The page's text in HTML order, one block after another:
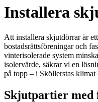
Installera
Att installera skjutdörrar är
bostadsrättsföreningar och
vinterisolerade system
isolervärde, säkrar vi en
på topp – i Sköllerstas klimat
Skjutpartier med